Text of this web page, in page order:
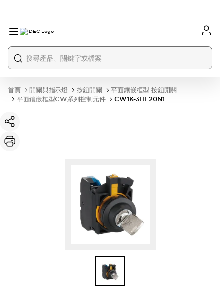
首頁 開關與指示燈 按鈕開關
平面鑲嵌框型 按鈕開關
平面鑲嵌框型CW系列控制元件
CW1K-3HE20N1